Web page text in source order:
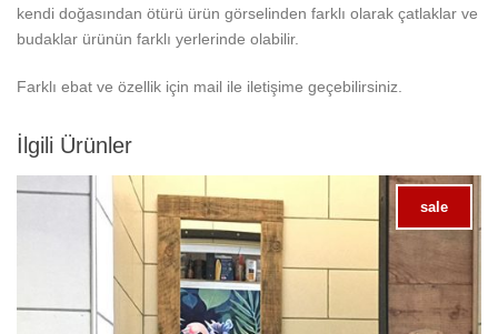
kendi doğasından ötürü ürün görselinden farklı olarak çatlaklar ve
budaklar ürünün farklı yerlerinde olabilir.
Farklı ebat ve özellik için mail ile iletişime geçebilirsiniz.
İlgili Ürünler
sale